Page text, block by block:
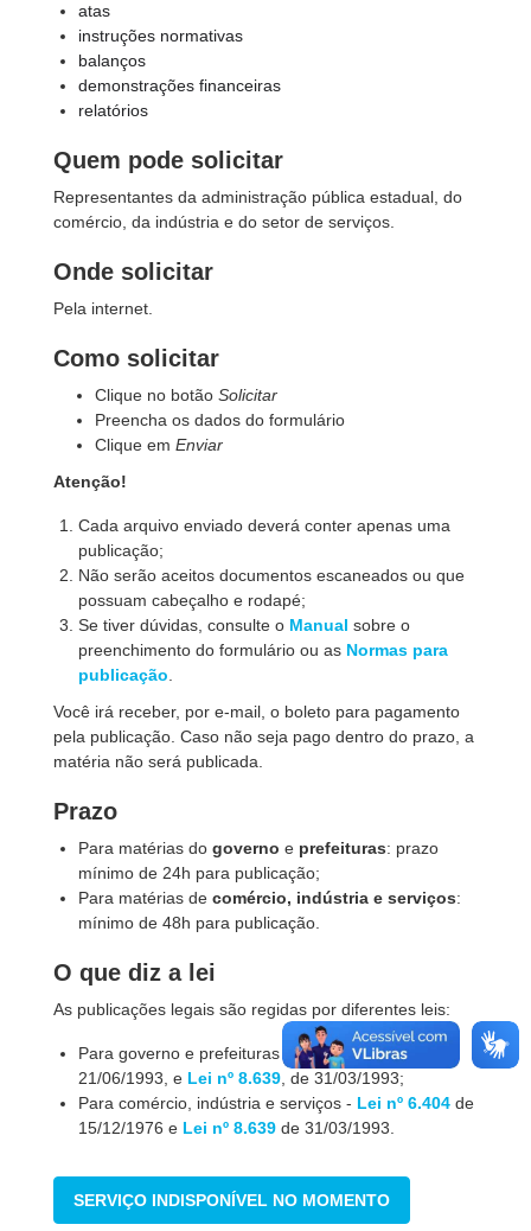
atas
instruções normativas
balanços
demonstrações financeiras
relatórios
Quem pode solicitar
Representantes da administração pública estadual, do
comércio, da indústria e do setor de serviços.
Onde solicitar
Pela internet.
Como solicitar
Clique no botão Solicitar
Preencha os dados do formulário
Clique em Enviar
Atenção!
Cada arquivo enviado deverá conter apenas uma
publicação;
Não serão aceitos documentos escaneados ou que
possuam cabeçalho e rodapé;
Se tiver dúvidas, consulte o Manual sobre o
preenchimento do formulário ou as Normas para
publicação
Você irá receber, por e-mail, o boleto para pagamento
pela publicação. Caso não seja pago dentro do prazo, a
matéria não será publicada.
Prazo
Para matérias dogoverno e prefeituras: prazo
mínimo de 24h para publicação;
Para matérias decomércio, indústria e serviços:
mínimo de 48h para publicação.
O que diz a lei
As publicações legais são regidas por diferentes leis:
Para governo e prefeituras -Lei nº 8.666, de
21/06/1993, e Lei nº 8.639 , de 31/03/1993;
Para comércio, indústria e serviços - Lei nº 6.404 de
15/12/1976 e Lei nº 8.639 de 31/03/1993.
SERVIÇO INDISPONÍVEL NO MOMENTO